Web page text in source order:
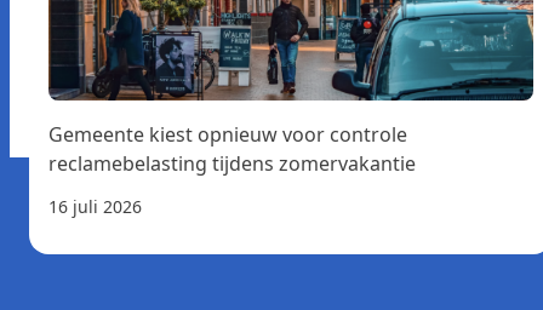
Gemeente kiest opnieuw voor controle
reclamebelasting tijdens zomervakantie
16 juli 2026